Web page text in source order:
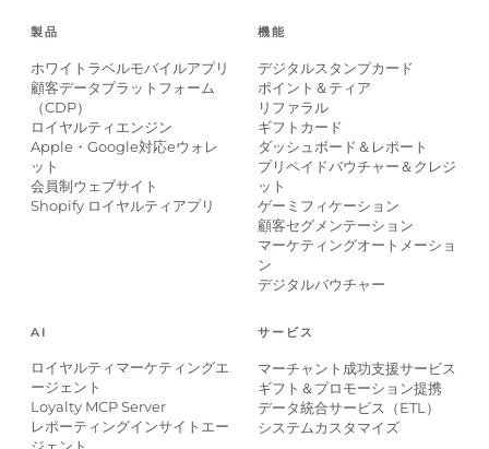
製品
ホワイトラベルモバイルアプリ
顧客データプラットフォーム
（CDP）
ロイヤルティエンジン
Apple・Google対応eウォレ
ット
会員制ウェブサイト
Shopify ロイヤルティアプリ
機能
デジタルスタンプカード
ポイント＆ティア
リファラル
ギフトカード
ダッシュボード＆レポート
プリペイドバウチャー＆クレジ
ット
ゲーミフィケーション
顧客セグメンテーション
マーケティングオートメーショ
ン
デジタルバウチャー
AI
ロイヤルティマーケティングエ
ージェント
Loyalty MCP Server
レポーティングインサイトエー
サービス
マーチャント成功支援サービス
ギフト＆プロモーション提携
データ統合サービス（ETL）
システムカスタマイズ